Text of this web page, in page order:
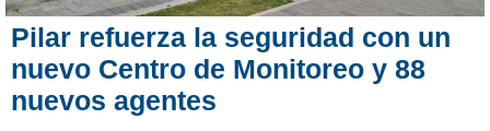
Pilar refuerza la seguridad con un
nuevo Centro de Monitoreo y 88
nuevos agentes